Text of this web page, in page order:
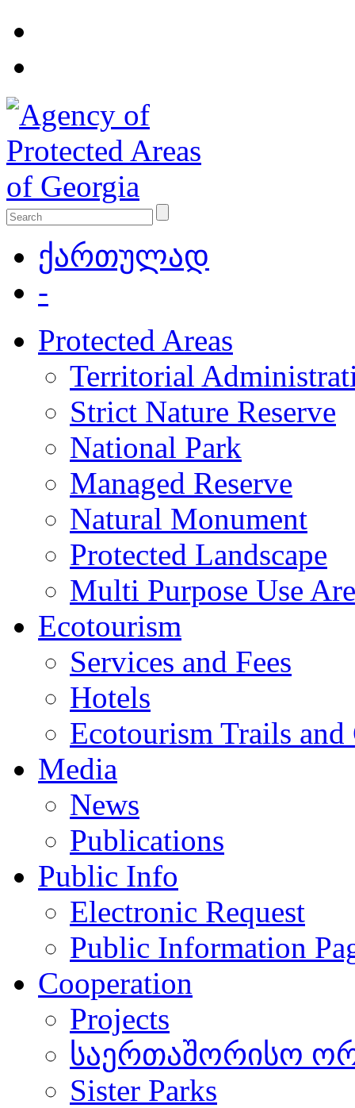
ქართულად
-
Protected Areas
Territorial
Strict Nature Reserve
National Park
Managed Reserve
Natural Monument
Protected Landscape
Multi Purpose Use
Ecotourism
Services and Fees
Hotels
Ecotourism Trails and
Media
News
Publications
Public Info
Electronic Request
Public Information
Cooperation
Projects
საერთაშორისო
Sister Parks